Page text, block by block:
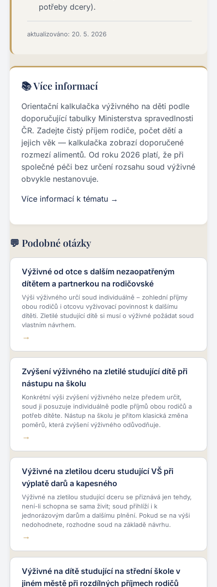
potřeby dcery).
aktualizováno: 20. 5. 2026
📚 Více informací
Orientační kalkulačka výživného na děti podle
doporučující tabulky Ministerstva spravedlnosti
ČR. Zadejte čistý příjem rodiče, počet dětí a
jejich věk — kalkulačka zobrazí doporučené
rozmezí alimentů. Od roku 2026 platí, že při
společné péči bez určení rozsahu soud výživné
obvykle nestanovuje.
Více informací k tématu →
💬 Podobné otázky
Výživné od otce s dalším nezaopatřeným
dítětem a partnerkou na rodičovské
Výši výživného určí soud individuálně – zohlední příjmy
obou rodičů i otcovu vyživovací povinnost k dalšímu
dítěti. Zletilé studující dítě si musí o výživné požádat soud
vlastním návrhem.
Zvýšení výživného na zletilé studující dítě při
nástupu na školu
Konkrétní výši zvýšení výživného nelze předem určit,
soud ji posuzuje individuálně podle příjmů obou rodičů a
potřeb dítěte. Nástup na školu je přitom klasická změna
poměrů, která zvýšení výživného odůvodňuje.
Výživné na zletilou dceru studující VŠ při
výplatě darů a kapesného
Výživné na zletilou studující dceru se přiznává jen tehdy,
není-li schopna se sama živit; soud přihlíží i k
jednorázovým darům a dalšímu plnění. Pokud se na výši
nedohodnete, rozhodne soud na základě návrhu.
Výživné na dítě studující na střední škole v
jiném městě při rozdílných příjmech rodičů